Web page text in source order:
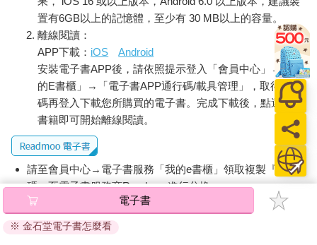
置有6GB以上的記憶體，至少有 30 MB以上的容量。
離線閱讀：
APP下載： iOS
Android
安裝電子書APP後，請依照提示登入「會員中心」→「我
的E書櫃」→「電子書APP通行碼/載具管理」，取得通行
碼再登入下載您所購買的電子書。完成下載後，點選任一
書籍即可開始離線閱讀。
請至會員中心→電子書服務「我的e書櫃」領取複製『兌換
碼』至電子書服務商Readmoo進行兌換。
退換貨須知：
因版權保護，您在金石堂所購買的電子書僅能以金石堂專屬
電子書
※ 金石堂電子書怎麼看